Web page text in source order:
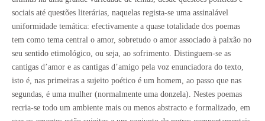
sociais até questões literárias, naquelas regista-se uma assinalável
uniformidade temática: efectivamente a quase totalidade dos poemas
tem como tema central o amor, sobretudo o amor associado à paixão no
seu sentido etimológico, ou seja, ao sofrimento. Distinguem-se as
cantigas d’amor e as cantigas d’amigo pela voz enunciadora do texto,
isto é, nas primeiras a sujeito poético é um homem, ao passo que nas
segundas, é uma mulher (normalmente uma donzela). Nestes poemas
recria-se todo um ambiente mais ou menos abstracto e formalizado, em